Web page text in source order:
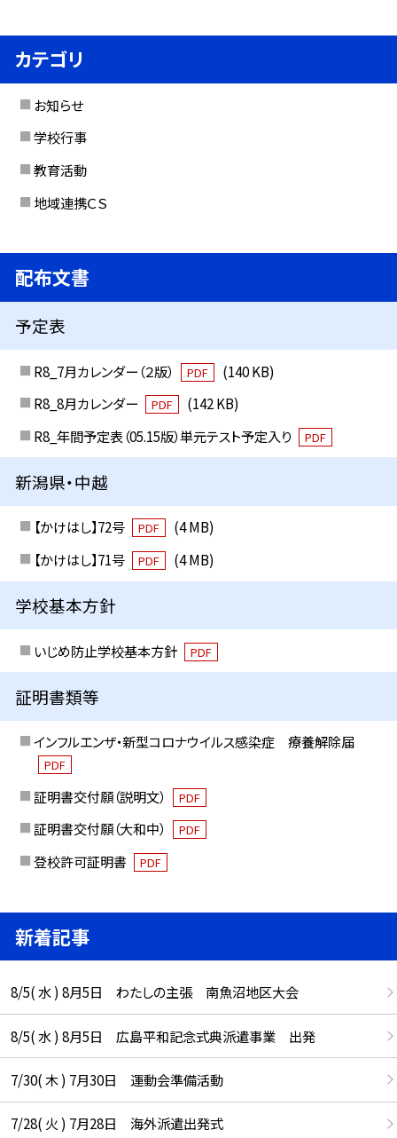
カテゴリ
お知らせ
学校行事
教育活動
地域連携ＣＳ
配布文書
予定表
R8_7月カレンダー（２版） PDF
(140 KB)
R8_8月カレンダー
PDF
(142 KB)
R8_年間予定表（05.15版）単元テスト予定入り
PDF
新潟県・中越
【かけはし】72号 PDF
(4 MB)
【かけはし】71号
PDF (4 MB)
学校基本方針
いじめ防止学校基本方針 PDF
証明書類等
インフルエンザ・新型コロナウイルス感染症 療養解除届
PDF
証明書交付願（説明文） PDF
証明書交付願（大和中） PDF
登校許可証明書 PDF
新着記事
8/5( 水 ) 8月5日 わたしの主張 南魚沼地区大会
8/5( 水 ) 8月5日 広島平和記念式典派遣事業 出発
7/30( 木 ) 7月30日 運動会準備活動
7/28( 火 ) 7月28日 海外派遣出発式